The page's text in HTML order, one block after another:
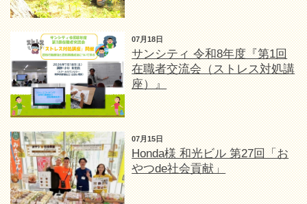
07月18日
サンシティ 令和8年度『第1回
在職者交流会（ストレス対処講
座）』
07月15日
Honda様 和光ビル 第27回「お
やつde社会貢献」